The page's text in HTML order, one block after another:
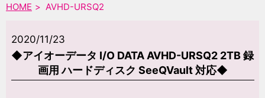
HOME AVHD-URSQ2
2020/11/23
◆アイオーデータ I/O DATA AVHD-URSQ2 2TB 録
画用 ハードディスク SeeQVault 対応◆